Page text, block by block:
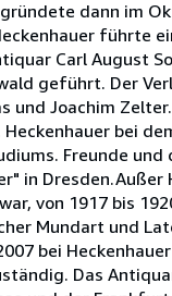
dann im
führte
Carl August
geführt. Der
Joachim
bei
Freunde und
in
von 1917 bis
Mundart und
bei
Das